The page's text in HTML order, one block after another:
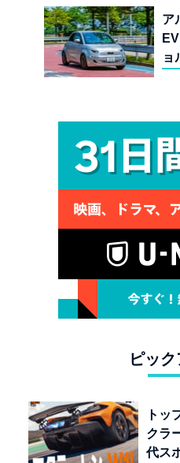
ー
ア
ョ
ピッ
トッ
クラ
代ス